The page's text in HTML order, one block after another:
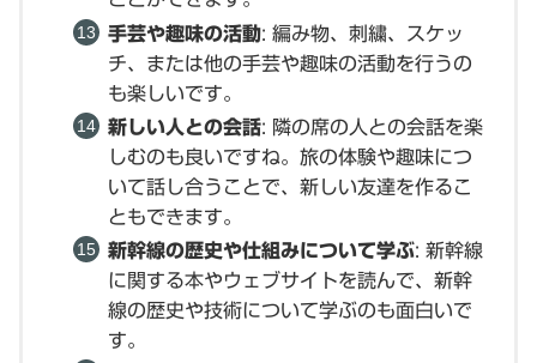
手芸や趣味の活動: 編み物、刺繍、スケッ
チ、または他の手芸や趣味の活動を行うの
も楽しいです。
新しい人との会話: 隣の席の人との会話を楽
しむのも良いですね。旅の体験や趣味につ
いて話し合うことで、新しい友達を作るこ
ともできます。
新幹線の歴史や仕組みについて学ぶ: 新幹線
に関する本やウェブサイトを読んで、新幹
線の歴史や技術について学ぶのも面白いで
す。